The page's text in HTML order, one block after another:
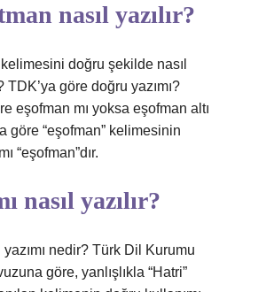
nasıl yazılır?
kelimesini doğru şekilde nasıl
TDK’ya göre doğru yazımı?
eşofman mı yoksa eşofman altı
göre “eşofman” kelimesinin
“eşofman”dır.
nasıl yazılır?
nedir? Türk Dil Kurumu
göre, yanlışlıkla “Hatri”